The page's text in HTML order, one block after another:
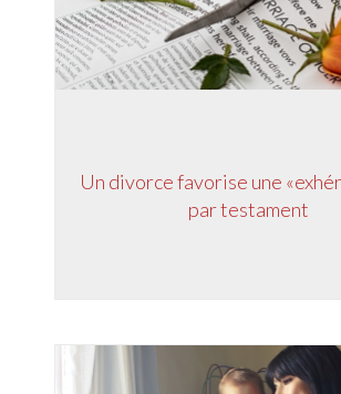
Un divorce favorise une
par testament